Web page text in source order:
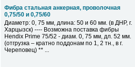
Фибра стальная анкерная, проволочная
0,75/50 и 0,75/60
Диаметр: 0, 75 мм, длина: 50 и 60 мм. (в ДНР, г.
Харцызск) ---- Возможна поставка фибры
Hendix Prime 75/52 - диам. 0, 75 мм, дл. 52 мм.
(отгрузка – кратно поддонам по 1, 2 тн., в г.
Череповец) ** ...